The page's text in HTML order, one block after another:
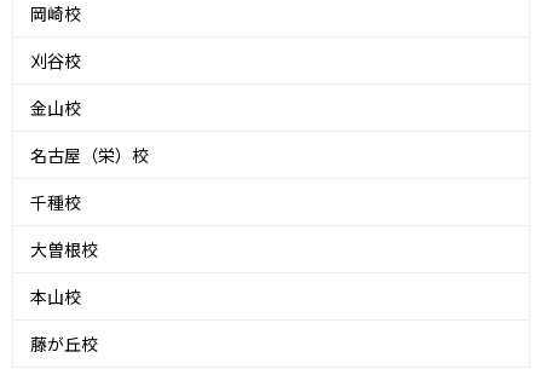
岡崎校
刈谷校
金山校
名古屋（栄）校
千種校
大曽根校
本山校
藤が丘校